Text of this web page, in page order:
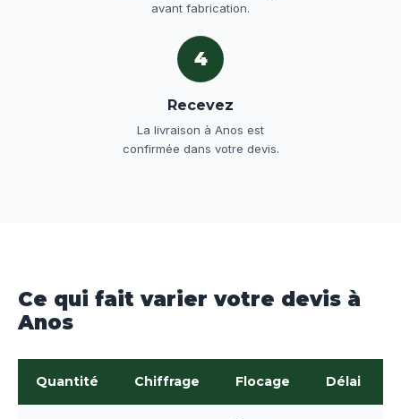
avant fabrication.
4
Recevez
La livraison à Anos est
confirmée dans votre devis.
Ce qui fait varier votre devis à
Anos
Quantité Chiffrage Flocage Délai